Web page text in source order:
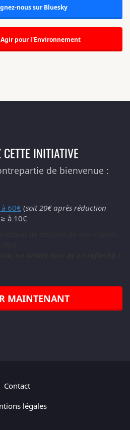
nous sur Bluesky
Agir pour l'Environnement
CETTE INITIATIVE
de bienvenue :
60€ (soit 20€ après réduction
à 10€
MAINTENANT
Contact
légales